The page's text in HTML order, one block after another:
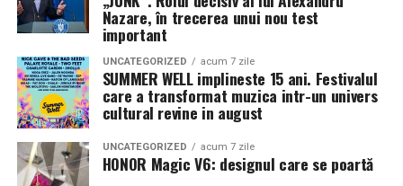
18:30, unde
regizorul Paul Decu și actrița Azaleea
Necula, originari din Constanța și împrejurimi, vor
prezenta filmul alături de colegii lor
Alexandra Răduță și Gabriel Vatavu.
Cinema City Shopping City Galațiinvită spectatorii
State și Azaleea Necula și regizorul Paul Decu.
Nazare, în trecerea unui nou test
important
UNCATEGORIZED acum 7 zile
SUMMER WELL implineste 15 ani. Festivalul
care a transformat muzica intr-un univers
cultural revine in august
UNCATEGORIZED acum 7 zile
HONOR Magic V6: designul care se poartă